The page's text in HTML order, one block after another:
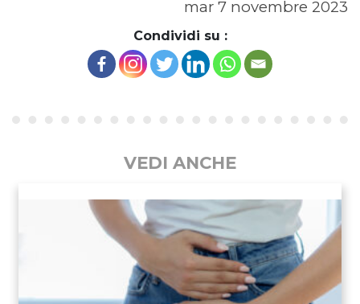
mar 7 novembre 2023
Condividi su :
VEDI ANCHE